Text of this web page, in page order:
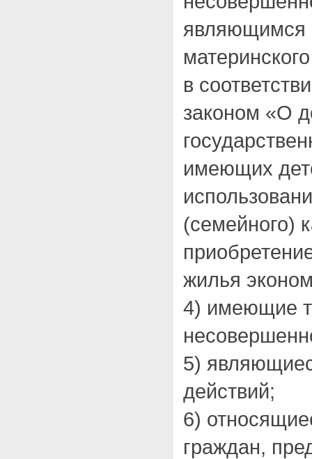
являющимся
в
законом «О
имеющих
(семейного)
жилья
4) имеющие
5)
действий;
6)
граждан,